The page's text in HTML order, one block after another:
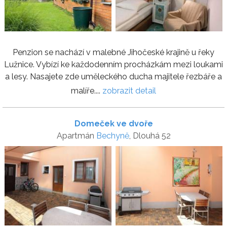
Penzion se nachází v malebné Jihočeské krajině u řeky
Lužnice. Vybízí ke každodenním procházkám mezi loukami
a lesy. Nasajete zde uměleckého ducha majitele řezbáře a
malíře.... zobrazit detail
Domeček ve dvoře
Apartmán Bechyně, Dlouhá 52